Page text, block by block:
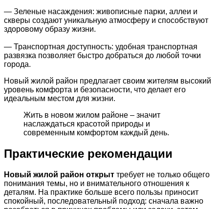
— Зеленые насаждения: живописные парки, аллеи и
скверы создают уникальную атмосферу и способствуют
здоровому образу жизни.
— Транспортная доступность: удобная транспортная
развязка позволяет быстро добраться до любой точки
города.
Новый жилой район предлагает своим жителям высокий
уровень комфорта и безопасности, что делает его
идеальным местом для жизни.
Жить в новом жилом районе – значит
наслаждаться красотой природы и
современным комфортом каждый день.
Практические рекомендации
Новый жилой район открыт требует не только общего
понимания темы, но и внимательного отношения к
деталям. На практике больше всего пользы приносит
спокойный, последовательный подход: сначала важно